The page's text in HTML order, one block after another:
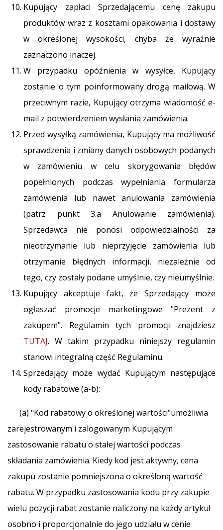
Kupujący zapłaci Sprzedającemu cenę zakupu
produktów wraz z kosztami opakowania i dostawy
w określonej wysokości, chyba że wyraźnie
zaznaczono inaczej.
W przypadku opóźnienia w wysyłce, Kupujący
zostanie o tym poinformowany drogą mailową. W
przeciwnym razie, Kupujący otrzyma wiadomość e-
mail z potwierdzeniem wysłania zamówienia.
Przed wysyłką zamówienia, Kupujący ma możliwość
sprawdzenia i zmiany danych osobowych podanych
w zamówieniu w celu skorygowania błędów
popełnionych podczas wypełniania formularza
zamówienia lub nawet anulowania zamówienia
(patrz punkt 3.a Anulowanie zamówienia).
Sprzedawca nie ponosi odpowiedzialności za
nieotrzymanie lub nieprzyjęcie zamówienia lub
otrzymanie błędnych informacji, niezależnie od
tego, czy zostały podane umyślnie, czy nieumyślnie.
Kupujący akceptuje fakt, że Sprzedający może
ogłaszać promocje marketingowe "Prezent z
zakupem". Regulamin tych promocji znajdziesz
TUTAJ. W takim przypadku niniejszy regulamin
stanowi integralną część Regulaminu.
Sprzedający może wydać Kupującym następujące
kody rabatowe (a-b):
(a) "Kod rabatowy o określonej wartości"umożliwia
zarejestrowanym i zalogowanym Kupującym
zastosowanie rabatu o stałej wartości podczas
składania zamówienia. Kiedy kod jest aktywny, cena
zakupu zostanie pomniejszona o określoną wartość
rabatu. W przypadku zastosowania kodu przy zakupie
wielu pozycji rabat zostanie naliczony na każdy artykuł
osobno i proporcjonalnie do jego udziału w cenie